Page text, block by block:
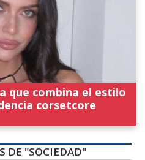
que combina el estilo
corsetcore
DE "SOCIEDAD"